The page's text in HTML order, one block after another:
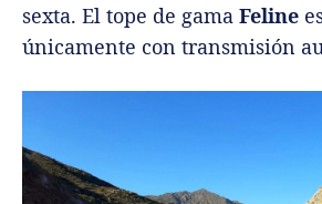
sexta. El tope de gama Feline
únicamente con transmisión